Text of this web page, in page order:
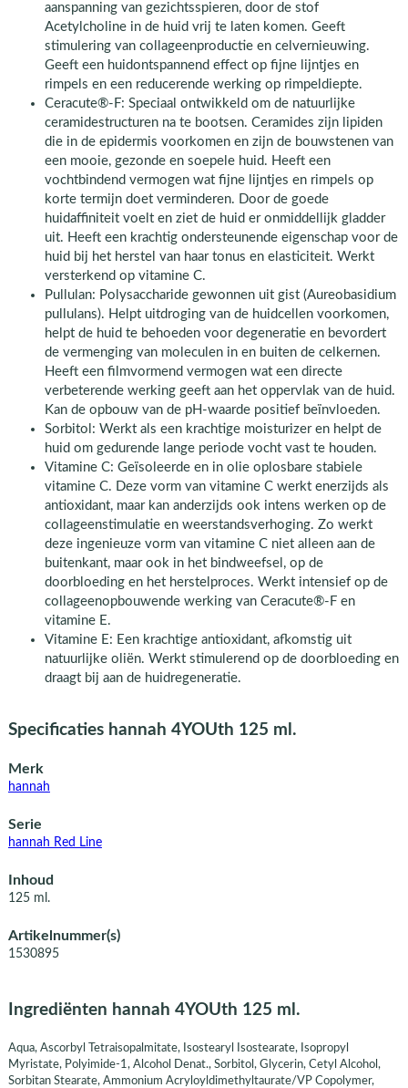
aanspanning van gezichtsspieren, door de stof
Acetylcholine in de huid vrij te laten komen. Geeft
stimulering van collageenproductie en celvernieuwing.
Geeft een huidontspannend effect op fijne lijntjes en
rimpels en een reducerende werking op rimpeldiepte.
Ceracute®-F: Speciaal ontwikkeld om de natuurlijke
ceramidestructuren na te bootsen. Ceramides zijn lipiden
die in de epidermis voorkomen en zijn de bouwstenen van
een mooie, gezonde en soepele huid. Heeft een
vochtbindend vermogen wat fijne lijntjes en rimpels op
korte termijn doet verminderen. Door de goede
huidaffiniteit voelt en ziet de huid er onmiddellijk gladder
uit. Heeft een krachtig ondersteunende eigenschap voor de
huid bij het herstel van haar tonus en elasticiteit. Werkt
versterkend op vitamine C.
Pullulan: Polysaccharide gewonnen uit gist (Aureobasidium
pullulans). Helpt uitdroging van de huidcellen voorkomen,
helpt de huid te behoeden voor degeneratie en bevordert
de vermenging van moleculen in en buiten de celkernen.
Heeft een filmvormend vermogen wat een directe
verbeterende werking geeft aan het oppervlak van de huid.
Kan de opbouw van de pH-waarde positief beïnvloeden.
Sorbitol: Werkt als een krachtige moisturizer en helpt de
huid om gedurende lange periode vocht vast te houden.
Vitamine C: Geïsoleerde en in olie oplosbare stabiele
vitamine C. Deze vorm van vitamine C werkt enerzijds als
antioxidant, maar kan anderzijds ook intens werken op de
collageenstimulatie en weerstandsverhoging. Zo werkt
deze ingenieuze vorm van vitamine C niet alleen aan de
buitenkant, maar ook in het bindweefsel, op de
doorbloeding en het herstelproces. Werkt intensief op de
collageenopbouwende werking van Ceracute®-F en
vitamine E.
Vitamine E: Een krachtige antioxidant, afkomstig uit
natuurlijke oliën. Werkt stimulerend op de doorbloeding en
draagt bij aan de huidregeneratie.
Specificaties hannah 4YOUth 125 ml.
Merk
hannah
Serie
hannah Red Line
Inhoud
125 ml.
Artikelnummer(s)
1530895
Ingrediënten hannah 4YOUth 125 ml.
Aqua, Ascorbyl Tetraisopalmitate, Isostearyl Isostearate, Isopropyl
Myristate, Polyimide-1, Alcohol Denat., Sorbitol, Glycerin, Cetyl Alcohol,
Sorbitan Stearate, Ammonium Acryloyldimethyltaurate/VP Copolymer,